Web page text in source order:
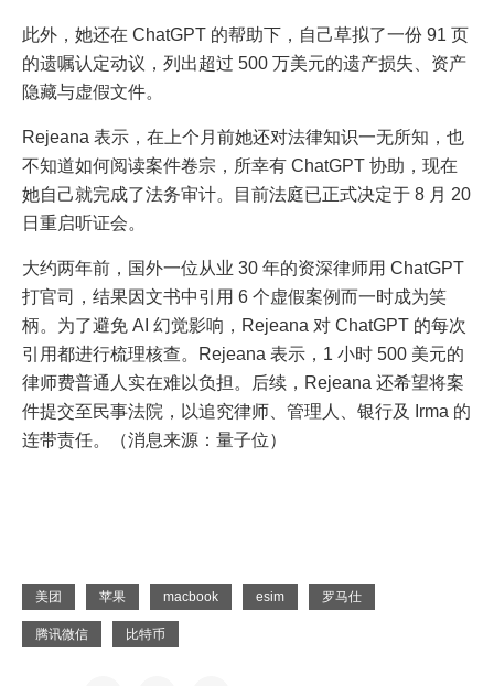
此外，她还在 ChatGPT 的帮助下，自己草拟了一份 91 页
的遗嘱认定动议，列出超过 500 万美元的遗产损失、资产
隐藏与虚假文件。
Rejeana 表示，在上个月前她还对法律知识一无所知，也
不知道如何阅读案件卷宗，所幸有 ChatGPT 协助，现在
她自己就完成了法务审计。目前法庭已正式决定于 8 月 20
日重启听证会。
大约两年前，国外一位从业 30 年的资深律师用 ChatGPT
打官司，结果因文书中引用 6 个虚假案例而一时成为笑
柄。为了避免 AI 幻觉影响，Rejeana 对 ChatGPT 的每次
引用都进行梳理核查。Rejeana 表示，1 小时 500 美元的
律师费普通人实在难以负担。后续，Rejeana 还希望将案
件提交至民事法院，以追究律师、管理人、银行及 Irma 的
连带责任。（消息来源：量子位）
美团 苹果 macbook esim 罗马仕
腾讯微信 比特币